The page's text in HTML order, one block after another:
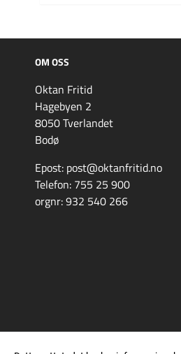
OM OSS
Oktan Fritid
Hagebyen 2
8050 Tverlandet
Bodø
Epost: post@oktanfritid.no
Telefon: 755 25 900
orgnr: 932 540 266